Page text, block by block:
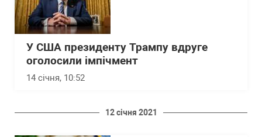
У США президенту Трампу вдруге
оголосили імпічмент
14 січня, 10:52
12 січня 2021